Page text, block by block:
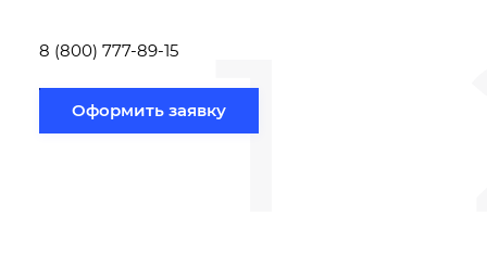
1
8 (800) 777-89-15
Оформить заявку